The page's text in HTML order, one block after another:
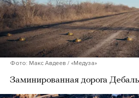
Фото: Макс Авдеев / «Медуза»
Заминированная дорога